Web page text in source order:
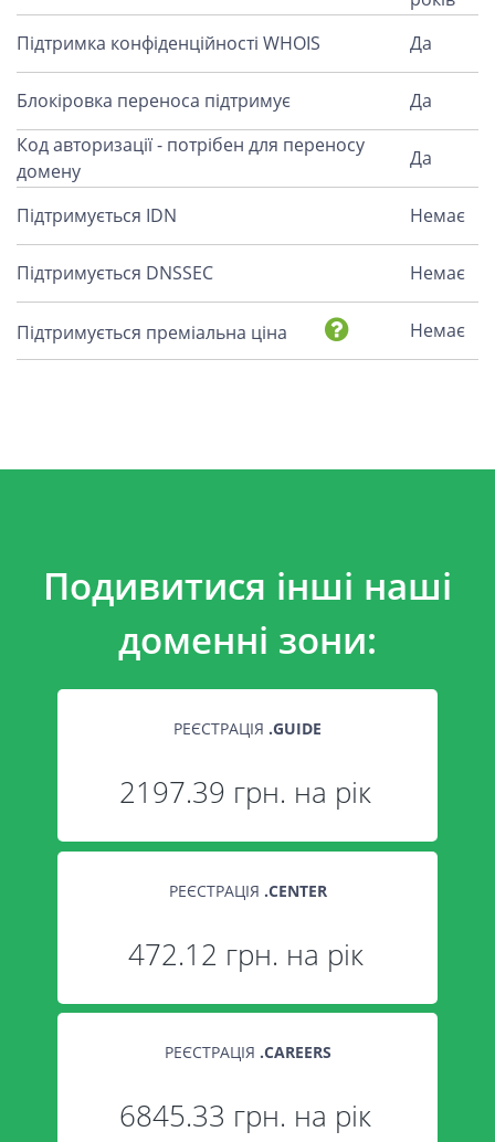
Підтримка конфіденційності WHOIS
Да
Блокіровка переноса підтримує
Да
Код авторизації - потрібен для переносу
домену
Да
Підтримується IDN Немає
Підтримується DNSSEC Немає
Підтримується преміальна ціна Немає
Подивитися інші наші
доменні зони:
РЕЄСТРАЦІЯ .GUIDE
2197.39 грн. на рік
РЕЄСТРАЦІЯ .CENTER
472.12 грн. на рік
РЕЄСТРАЦІЯ .CAREERS
6845.33 грн. на рік